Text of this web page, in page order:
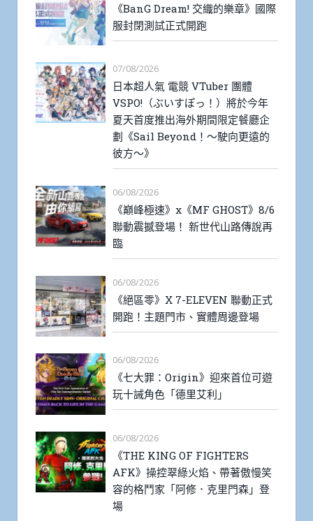
《BanG Dream! 交織的樂章》國際
服封閉測試正式開跑
07/08/2026
日本超人氣 電競 VTuber 團體
VSPO!（ぶいすぽっ！）將於今年
夏天首度推出海外期間限定餐廳企
劃《Sail Beyond！～駛向更遠的
彼方～》
06/08/2026
《巔峰極速》x《MF GHOST》8/6
聯動震撼登場！ 新世代山路傳說再
臨
06/08/2026
《絕區零》X 7-ELEVEN 聯動正式
開跑！主題門市、實體周邊登場
06/08/2026
《七大罪：Origin》迎來首位可遊
玩十誡角色「德里艾利」
06/08/2026
《THE KING OF FIGHTERS
AFK》操控翠綠火焰、帶著傲慢笑
容的格鬥家「阿修．克里門森」登
場